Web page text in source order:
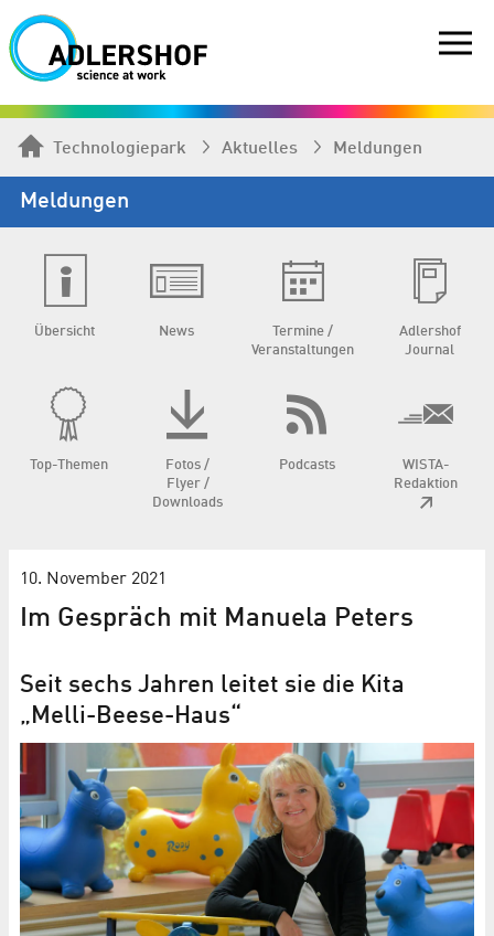
Technologiepark Aktuelles Meldungen
Meldungen
Übersicht News
Termine /
Veranstaltungen
Adlershof
Journal
Top-Themen
Fotos /
Flyer /
Downloads
Podcasts
WISTA-
Redaktion
10. November 2021
Im Gespräch mit Manuela Peters
Seit sechs Jahren leitet sie die Kita
„Melli-Beese-Haus“